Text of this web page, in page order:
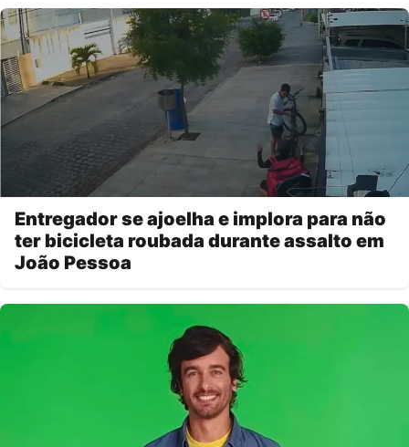
Entregador se ajoelha e implora para não
ter bicicleta roubada durante assalto em
João Pessoa